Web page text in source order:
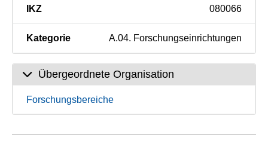
IKZ 080066
Kategorie A.04. Forschungseinrichtungen
Übergeordnete Organisation
Forschungsbereiche